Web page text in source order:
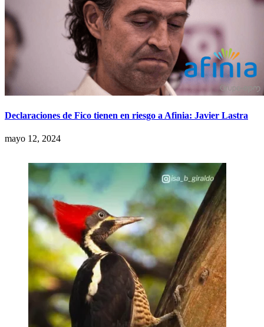
Declaraciones de Fico tienen en riesgo a Afinia: Javier Lastra
mayo 12, 2024